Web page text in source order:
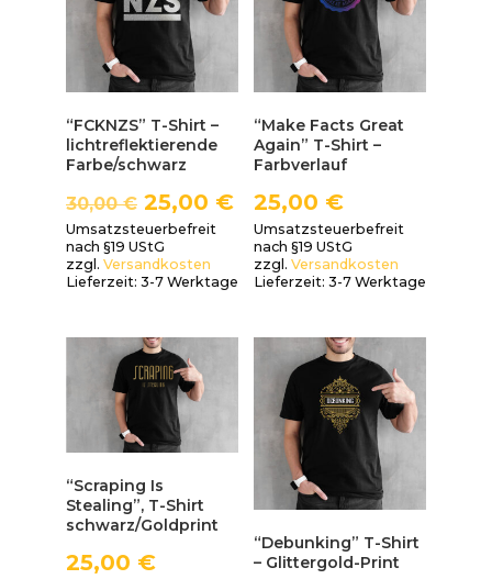
“FCKNZS” T-Shirt –
lichtreflektierende
Farbe/schwarz
30,00€ 25,00 €
Umsatzsteuerbefreit
nach §19 UStG
zzgl. Versandkosten
Lieferzeit: 3-7 Werktage
“Make Facts Great
Again” T-Shirt –
Farbverlauf
25,00 €
Umsatzsteuerbefreit
nach §19 UStG
zzgl. Versandkosten
Lieferzeit: 3-7 Werktage
“Scraping Is
Stealing”, T-Shirt
schwarz/Goldprint
25,00 €
“Debunking” T-Shirt
– Glittergold-Print